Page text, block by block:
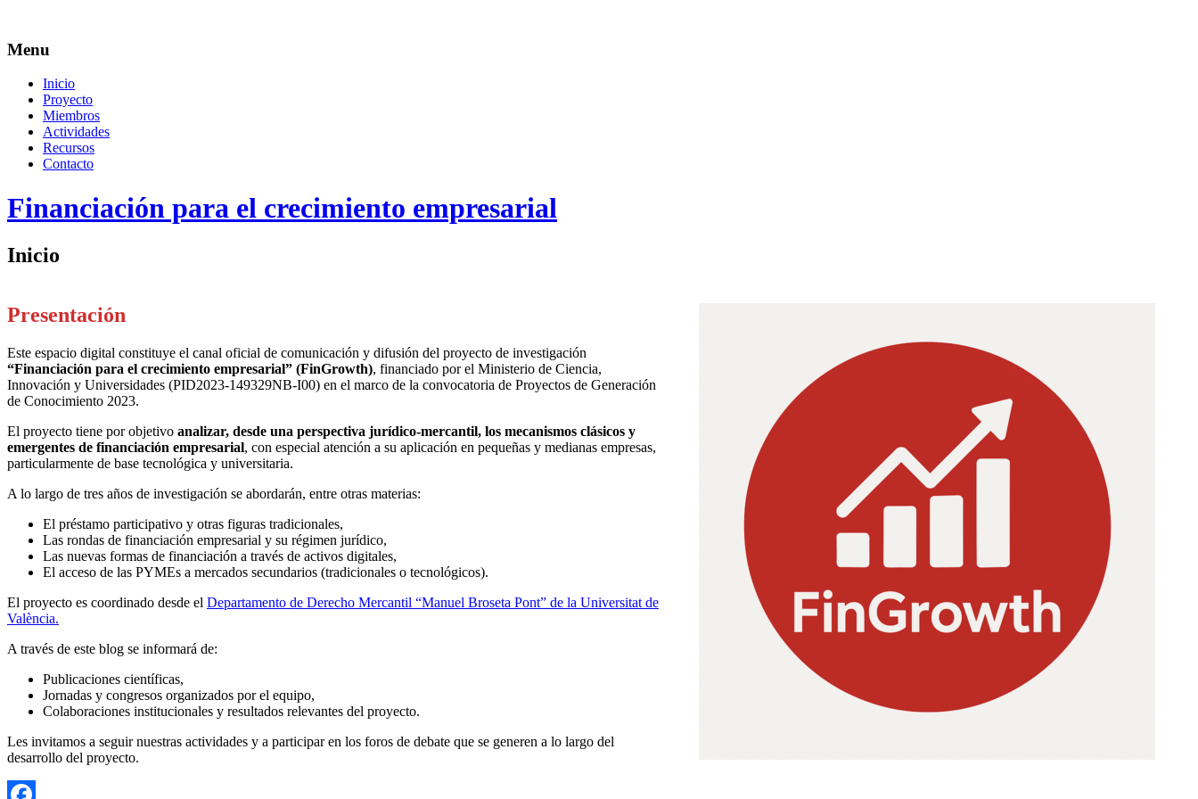
Menu
Inicio
Proyecto
Miembros
Actividades
Recursos
Contacto
Financiación para el crecimiento empresarial
Inicio
Presentación
Este espacio digital constituye el canal oficial de comunicación y difusión del proyecto de investigación
“Financiación para el crecimiento empresarial” (FinGrowth), financiado por el Ministerio de Ciencia,
Innovación y Universidades (PID2023-149329NB-I00) en el marco de la convocatoria de Proyectos de Generación
de Conocimiento 2023.
El proyecto tiene por objetivo analizar, desde una perspectiva jurídico-mercantil, los mecanismos clásicos y
emergentes de financiación empresarial, con especial atención a su aplicación en pequeñas y medianas empresas,
particularmente de base tecnológica y universitaria.
A lo largo de tres años de investigación se abordarán, entre otras materias:
El préstamo participativo y otras figuras tradicionales,
Las rondas de financiación empresarial y su régimen jurídico,
Las nuevas formas de financiación a través de activos digitales,
El acceso de las PYMEs a mercados secundarios (tradicionales o tecnológicos).
El proyecto es coordinado desde el Departamento de Derecho Mercantil “Manuel Broseta Pont” de la Universitat de
València.
A través de este blog se informará de:
Publicaciones científicas,
Jornadas y congresos organizados por el equipo,
Colaboraciones institucionales y resultados relevantes del proyecto.
Les invitamos a seguir nuestras actividades y a participar en los foros de debate que se generen a lo largo del
desarrollo del proyecto.